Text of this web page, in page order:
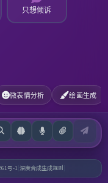
只想倾诉
微表情分析 绘画生成
号-1 深度合成生成规则